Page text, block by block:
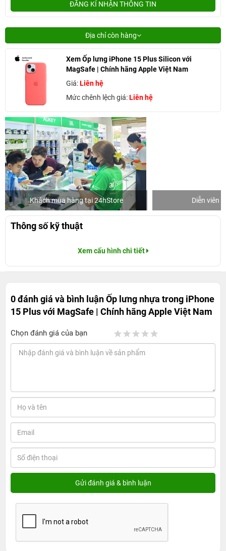
ĐĂNG KÍ NHẬN THÔNG TIN
Địa chỉ còn hàng
Xem Ốp lưng iPhone 15 Plus Silicon với
MagSafe | Chính hãng Apple Việt Nam
Giá:Liên hệ
Mức chênh lệch giá:Liên hệ
Khách mua hàng tại 24hStore Diễn viên
Thông số kỹ thuật
Xem cấu hình chi tiết
0 đánh giá và bình luậnỐp lưng nhựa trong iPhone
15 Plus với MagSafe | Chính hãng Apple Việt Nam
Chọn đánh giá của bạn